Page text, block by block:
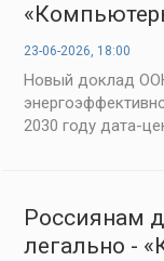
23-06-2026, 18:00
Новый доклад
2030 году дата-
Россиянам
легально -